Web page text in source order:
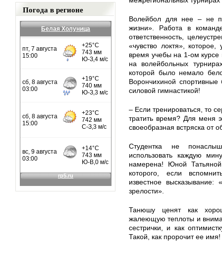
Погода в регионе
Белая Холуница
Волейбол для нее – не
жизни». Работа в
ответственность,
«чувство локтя»,
время учебы на 1-ом
на волейбольных
которой было немало
Ворончихиной
силовой гимнастикой!
– Если тренироваться, то
тратить время? Для меня
своеобразная встряска от
Студентка не
использовать каждую
намерена! Юной
которого, если
известное
зрелости».
Танюшу ценят как
жалеющую теплоты и
сестрички, и как
Такой, как пророчит ее имя!